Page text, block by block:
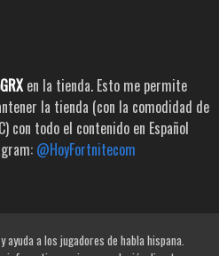
en la tienda. Esto me permite
la tienda (con la comodidad de
con todo el contenido en Español
@HoyFortnitecom
ayuda a los jugadores de habla hispana.